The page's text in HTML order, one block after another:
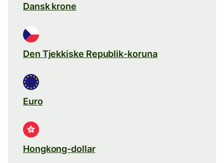
Dansk krone
Den Tjekkiske Republik-koruna
Euro
Hongkong-dollar